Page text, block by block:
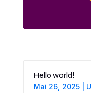
Hello world!
Mai 26, 2025|